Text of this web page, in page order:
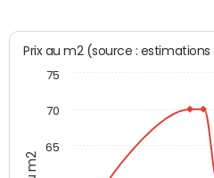
Prix au m2 (source : estimations
65
70
75